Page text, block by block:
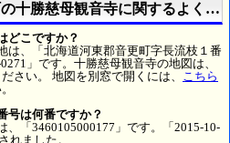
十勝慈母観音寺に関するよくあ
どこですか？
は、「北海道河東郡音更町字長流枝１番
」です。十勝慈母観音寺の地図は、
さい。 地図を別窓で開くには、 こちら
号は何番ですか？
、「3460105000177」です。「2015-10-
れました。